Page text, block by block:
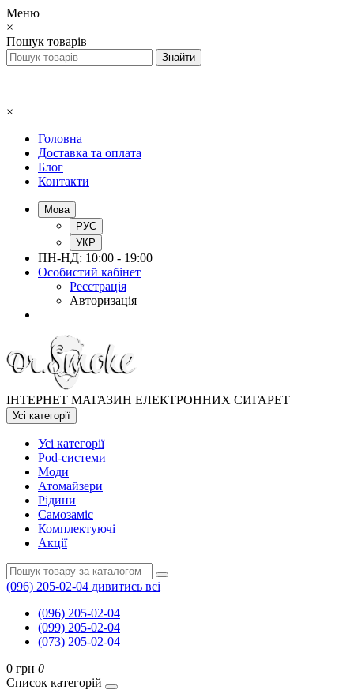
Меню
×
Пошук товарів
×
Головна
Доставка та оплата
Блог
Контакти
Мова
РУС
УКР
ПН-НД: 10:00 - 19:00
Особистий кабінет
Реєстрація
Авторизація
ІНТЕРНЕТ МАГАЗИН ЕЛЕКТРОННИХ СИГАРЕТ
Усі категорії
Усі категорії
Pod-системи
Моди
Атомайзери
Рідини
Самозаміс
Комплектуючі
Акції
(096) 205-02-04 дивитись всі
(096) 205-02-04
(099) 205-02-04
(073) 205-02-04
0 грн 0
Список категорій